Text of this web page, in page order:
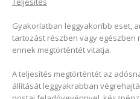
Gyakorlatban leggyakoribb eset,
tartozást részben vagy egészben
ennek megtörténtét vitatja.
A teljesítés megtörténtét az
állítását leggyakrabban